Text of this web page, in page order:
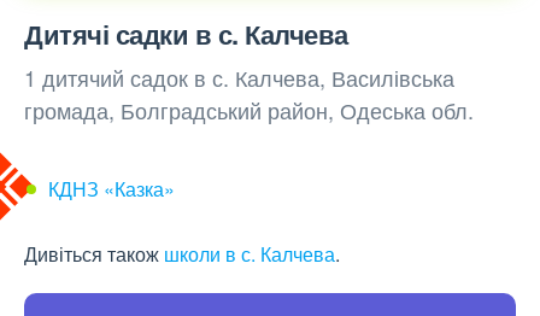
Дитячі садки в с. Калчева
1 дитячий садок в с. Калчева, Василівська
громада, Болградський район, Одеська обл.
КДНЗ «Казка»
Дивіться також школи в с. Калчева.